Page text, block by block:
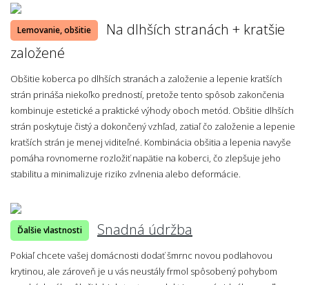
Lemovanie, obšitie
Na dlhších stranách + kratšie
založené
Obšitie koberca po dlhších stranách a založenie a lepenie kratších
strán prináša niekoľko predností, pretože tento spôsob zakončenia
kombinuje estetické a praktické výhody oboch metód. Obšitie dlhších
strán poskytuje čistý a dokončený vzhľad, zatiaľ čo založenie a lepenie
kratších strán je menej viditeľné. Kombinácia obšitia a lepenia navyše
pomáha rovnomerne rozložiť napätie na koberci, čo zlepšuje jeho
stabilitu a minimalizuje riziko zvlnenia alebo deformácie.
Ďalšie vlastnosti Snadná údržba
Pokiaľ chcete vašej domácnosti dodať šmrnc novou podlahovou
krytinou, ale zároveň je u vás neustály frmol spôsobený pohybom